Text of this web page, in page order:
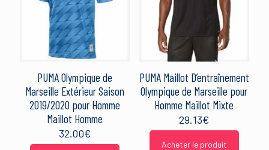
PUMA Olympique de
Marseille Extérieur Saison
2019/2020 pour Homme
Maillot Homme
32.00€
PUMA Maillot D’entraînement
Olympique de Marseille pour
Homme Maillot Mixte
29.13€
Acheter le produit